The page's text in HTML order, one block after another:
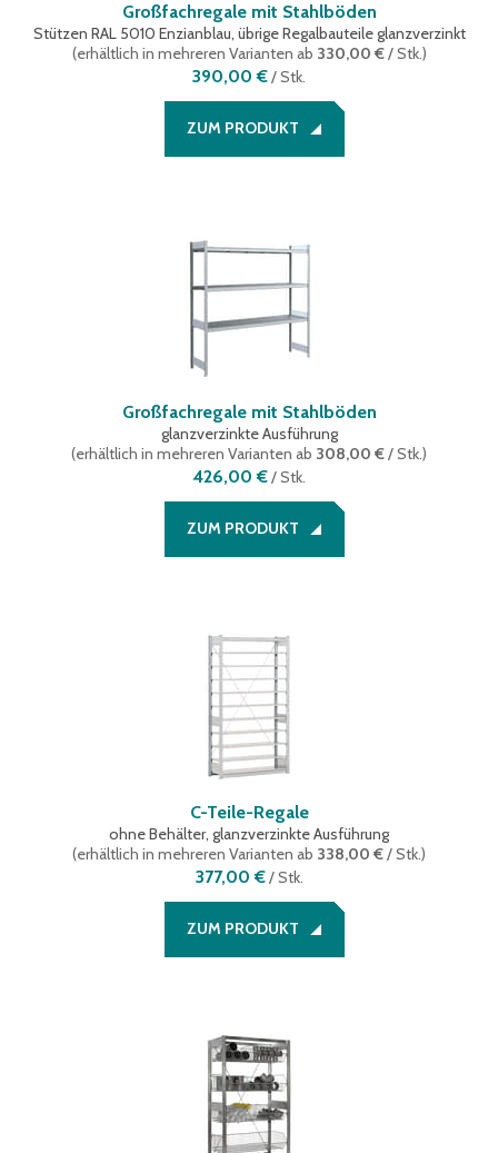
Großfachregale mit Stahlböden
Stützen RAL 5010 Enzianblau, übrige Regalbauteile glanzverzinkt
(erhältlich in mehreren Varianten ab 330,00 €/ Stk.)
390,00 €/Stk.
ZUM PRODUKT
Großfachregale mit Stahlböden
glanzverzinkte Ausführung
(erhältlich in mehreren Varianten ab 308,00 €/ Stk.)
426,00 €/Stk.
ZUM PRODUKT
C-Teile-Regale
ohne Behälter, glanzverzinkte Ausführung
(erhältlich in mehreren Varianten ab 338,00 €/ Stk.)
377,00 €/Stk.
ZUM PRODUKT